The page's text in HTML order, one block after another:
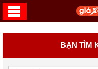
BẠN TÌM